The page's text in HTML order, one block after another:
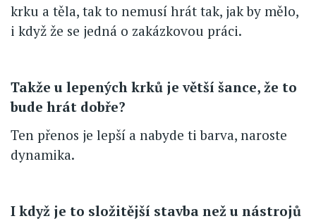
krku a těla, tak to nemusí hrát tak, jak by mělo,
i když že se jedná o zakázkovou práci.
Takže u lepených krků je větší šance, že to
bude hrát dobře?
Ten přenos je lepší a nabyde ti barva, naroste
dynamika.
I když je to složitější stavba než u nástrojů